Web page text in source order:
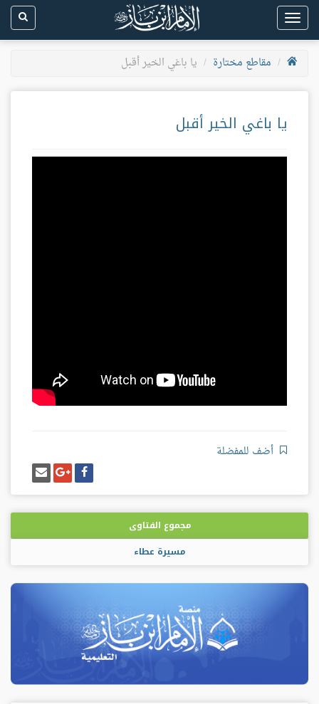
Toggle
navigation
مقاطع مختارة
يا باغي الخير أقبل
يا باغي الخير أقبل
أضف للمفضلة
شارك
على
فيسبوك
شارك
على
غوغل
بلس
إرسل
إيميل
مجموع الفتاوى
مسيرة عطاء